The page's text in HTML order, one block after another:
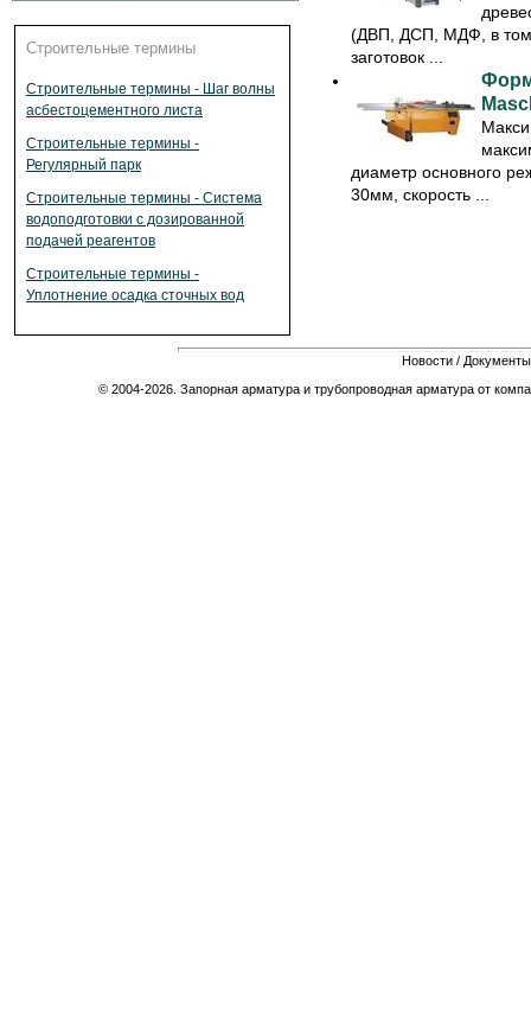
Строительные термины
Строительные термины - Шаг волны
асбестоцементного листа
Строительные термины -
Регулярный парк
Строительные термины - Система
водоподготовки с дозированной
подачей реагентов
Строительные термины -
Уплотнение осадка сточных вод
(ДВП, ДСП, МДФ, в том
заготовок ...
диаметр основного
30мм, скорость ...
Новости / Документы
© 2004-2026. Запорная арматура и трубопроводная арматура от